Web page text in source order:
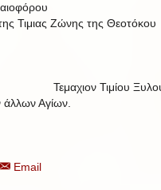
Τιμιας Ζώνης της Θεοτόκου
Τιμίου Ξυλου
Αγίων.
Email